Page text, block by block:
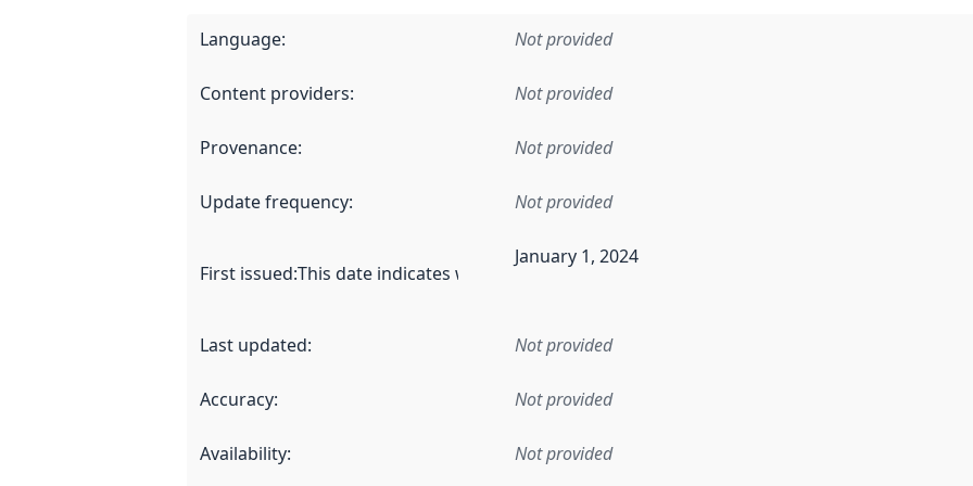
Language: Not provided
Content providers: Not provided
Provenance: Not provided
Update frequency: Not provided
First issued:This date indicates when the data in this dataset was first released. It may have
January 1, 2024
Last updated: Not provided
Accuracy: Not provided
Availability: Not provided